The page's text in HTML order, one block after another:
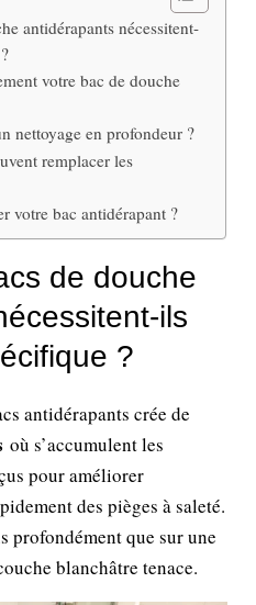
antidérapants nécessitent-
votre bac de douche
nettoyage en profondeur ?
remplacer les
votre bac antidérapant ?
de douche
ils
?
antidérapants crée de
où s’accumulent les
pour améliorer
des pièges à saleté.
profondément que sur une
blanchâtre tenace.